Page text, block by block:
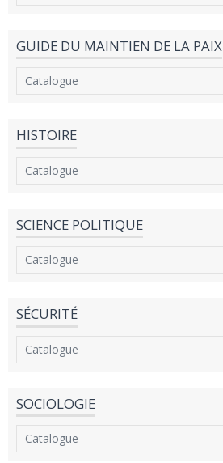
GUIDE DU MAINTIEN DE LA PAIX
HISTOIRE
SCIENCE POLITIQUE
SÉCURITÉ
SOCIOLOGIE